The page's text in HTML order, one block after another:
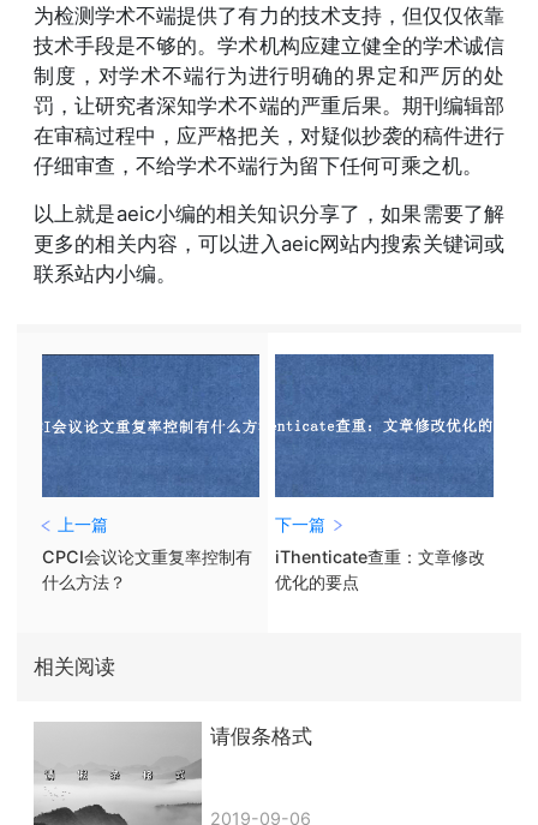
为检测学术不端提供了有力的技术支持，但仅仅依靠
技术手段是不够的。学术机构应建立健全的学术诚信
制度，对学术不端行为进行明确的界定和严厉的处
罚，让研究者深知学术不端的严重后果。期刊编辑部
在审稿过程中，应严格把关，对疑似抄袭的稿件进行
仔细审查，不给学术不端行为留下任何可乘之机。
以上就是aeic小编的相关知识分享了，如果需要了解
更多的相关内容，可以进入aeic网站内搜索关键词或
联系站内小编。
上一篇
CPCI会议论文重复率控制有
什么方法？
下一篇
iThenticate查重：文章修改
优化的要点
相关阅读
请假条格式
2019-09-06